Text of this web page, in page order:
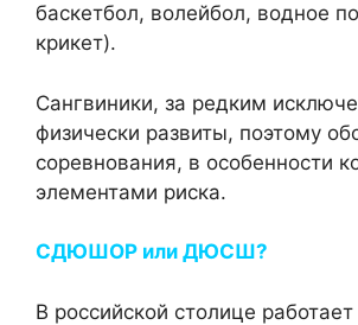
баскетбол, волейбол, водное
крикет).
Сангвиники, за редким
физически развиты, поэтому
соревнования, в особенности
элементами риска.
СДЮШОР или ДЮСШ?
В российской столице